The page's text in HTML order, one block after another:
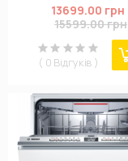
13699.00 грн
15599.00 грн
( 0 Відгуків )